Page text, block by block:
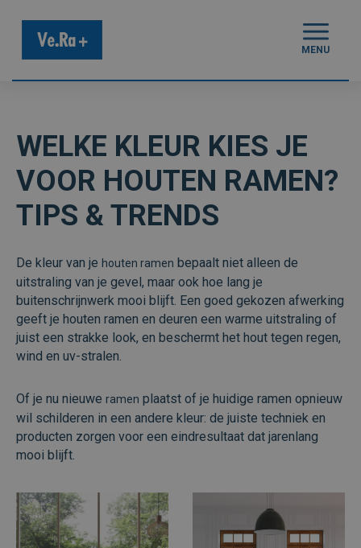
MENU
WELKE KLEUR KIES JE
VOOR HOUTEN RAMEN?
TIPS & TRENDS
De kleur van je houten ramen bepaalt niet alleen de
uitstraling van je gevel, maar ook hoe lang je
buitenschrijnwerk mooi blijft. Een goed gekozen afwerking
geeft je houten ramen en deuren een warme uitstraling of
juist een strakke look, en beschermt het hout tegen regen,
wind en uv-stralen.
Of je nu nieuwe ramen plaatst of je huidige ramen opnieuw
wil schilderen in een andere kleur: de juiste techniek en
producten zorgen voor een eindresultaat dat jarenlang
mooi blijft.